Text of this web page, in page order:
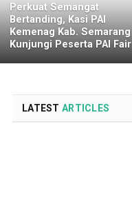
Perkuat Semangat
Bertanding, Kasi PAI
Kemenag Kab. Semarang
Kunjungi Peserta PAI Fair
LATEST ARTICLES